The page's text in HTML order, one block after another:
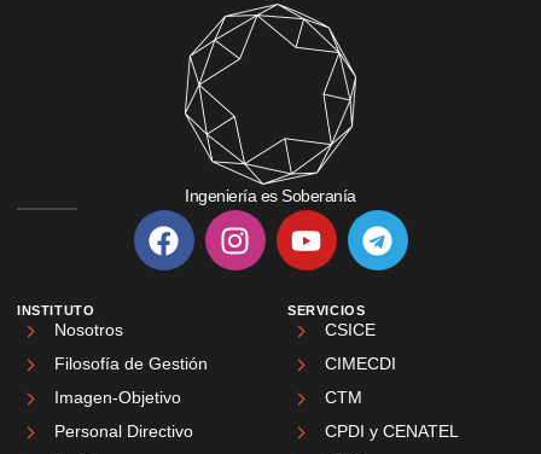
Ingeniería es Soberanía
INSTITUTO
Nosotros
Filosofía de Gestión
Imagen-Objetivo
Personal Directivo
SERVICIOS
CSICE
CIMECDI
CTM
CPDI y CENATEL